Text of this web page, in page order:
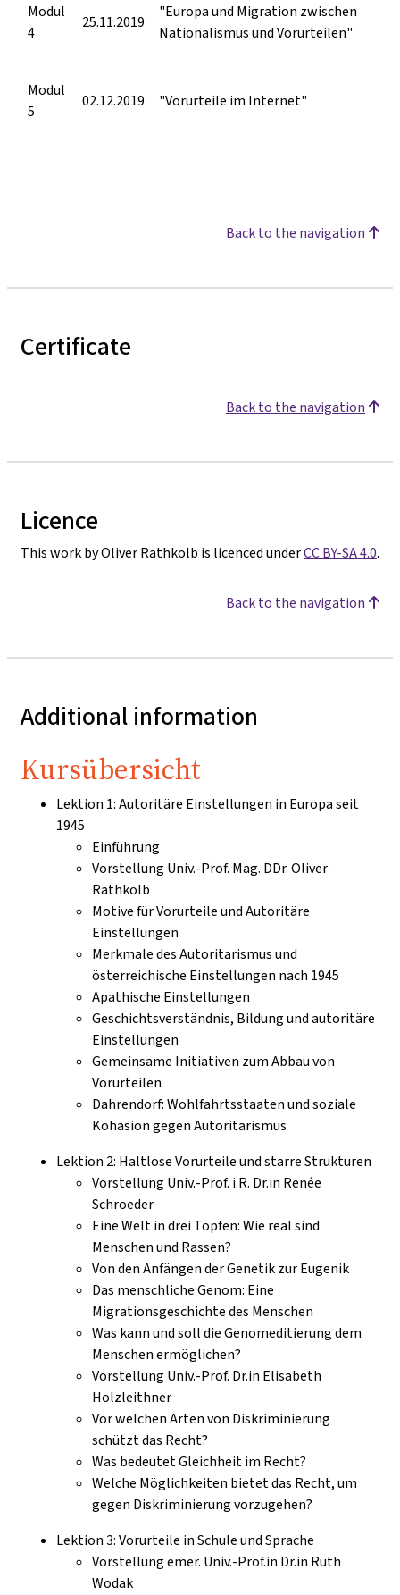
Modul
4
25.11.2019
"Europa und Migration zwischen
Nationalismus und Vorurteilen"
Modul
5
02.12.2019 "Vorurteile im Internet"
Back to the navigation
Certificate
Back to the navigation
Licence
This work by Oliver Rathkolb is licenced underCC BY-SA 4.0.
Back to the navigation
Additional information
Kursübersicht
Lektion 1: Autoritäre Einstellungen in Europa seit
1945
Einführung
Vorstellung Univ.-Prof. Mag. DDr. Oliver
Rathkolb
Motive für Vorurteile und Autoritäre
Einstellungen
Merkmale des Autoritarismus und
österreichische Einstellungen nach 1945
Apathische Einstellungen
Geschichtsverständnis, Bildung und autoritäre
Einstellungen
Gemeinsame Initiativen zum Abbau von
Vorurteilen
Dahrendorf: Wohlfahrtsstaaten und soziale
Kohäsion gegen Autoritarismus
Lektion 2: Haltlose Vorurteile und starre Strukturen
Vorstellung Univ.-Prof. i.R. Dr.in Renée
Schroeder
Eine Welt in drei Töpfen: Wie real sind
Menschen und Rassen?
Von den Anfängen der Genetik zur Eugenik
Das menschliche Genom: Eine
Migrationsgeschichte des Menschen
Was kann und soll die Genomeditierung dem
Menschen ermöglichen?
Vorstellung Univ.-Prof. Dr.in Elisabeth
Holzleithner
Vor welchen Arten von Diskriminierung
schützt das Recht?
Was bedeutet Gleichheit im Recht?
Welche Möglichkeiten bietet das Recht, um
gegen Diskriminierung vorzugehen?
Lektion 3: Vorurteile in Schule und Sprache
Vorstellung emer. Univ.-Prof.in Dr.in Ruth
Wodak